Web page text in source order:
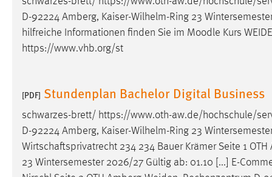
D-92224 Amberg, Kaiser-Wilhelm-Ring 23
hilfreiche Informationen finden Sie im Moodle Kurs
https://www.vhb.org/st
[PDF] Stundenplan Bachelor Digital Business
schwarzes-brett/ https://www.oth-aw.de/hochschule/
D-92224 Amberg, Kaiser-Wilhelm-Ring 23
Wirtschaftsprivatrecht 234 234 Bauer Krämer Seite 1 OTH
23 Wintersemester 2026/27 Gültig ab: 01.10 [...] E-